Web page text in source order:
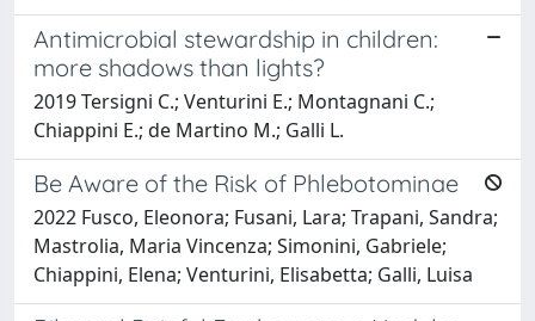
Antimicrobial stewardship in children:
more shadows than lights?
2019 Tersigni C.; Venturini E.; Montagnani C.;
Chiappini E.; de Martino M.; Galli L.
Be Aware of the Risk of Phlebotominae
2022 Fusco, Eleonora; Fusani, Lara; Trapani, Sandra;
Mastrolia, Maria Vincenza; Simonini, Gabriele;
Chiappini, Elena; Venturini, Elisabetta; Galli, Luisa